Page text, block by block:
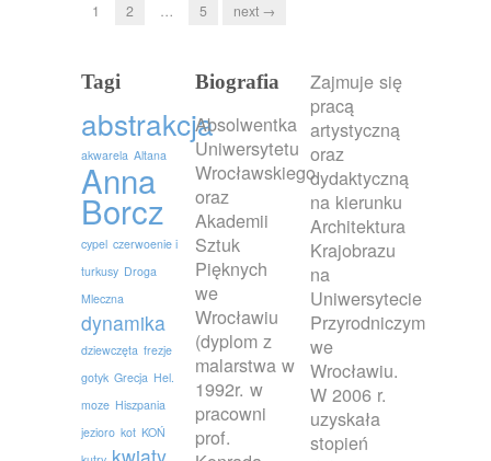
1 2 … 5 next →
Tagi
abstrakcja
akwarela Altana
Anna
Borcz
cypel czerwoenie i
turkusy Droga
Mleczna
dynamika
dziewczęta frezje
gotyk Grecja Hel.
moze Hiszpania
jezioro kot KOŃ
Biografia
Absolwentka
Uniwersytetu
Wrocławskiego
oraz
Akademii
Sztuk
Pięknych
we
Wrocławiu
(dyplom z
malarstwa w
1992r. w
pracowni
prof.
Zajmuje się
pracą
artystyczną
oraz
dydaktyczną
na kierunku
Architektura
Krajobrazu
na
Uniwersytecie
Przyrodniczym
we
Wrocławiu.
W 2006 r.
uzyskała
stopień